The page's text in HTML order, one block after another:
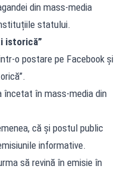
din mass-media
statului.
istorică”
o postare pe Facebook și
încetat în mass-media din
că și postul public
informative.
să revină în emisie în